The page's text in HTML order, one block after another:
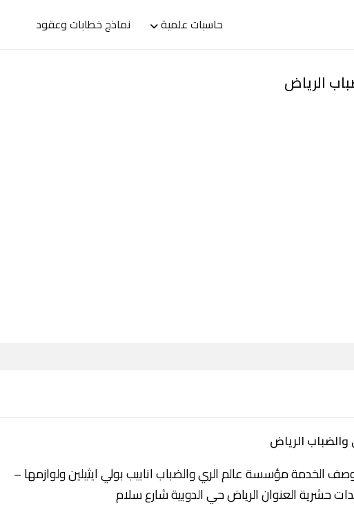
حاسبات علمية نماذج خطابات وعقود
الرياض
الرياض
أسعار الخدمة 1 وصف الخدمة مؤسسة عالم الري والضباب انابيب بولي ايثيلين ولوازمها –
حشرية العنوان الرياض حي الدوبية شارع سلام